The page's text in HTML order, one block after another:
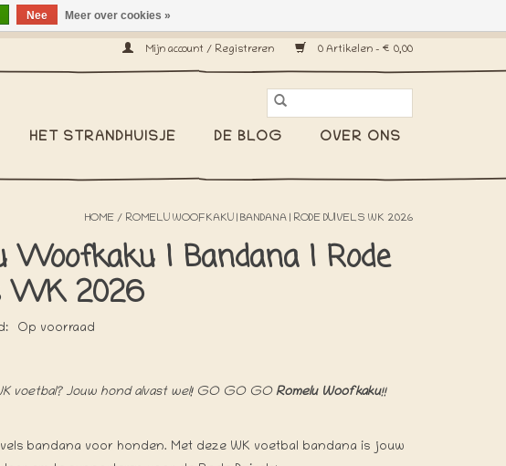
Mijn account / Registreren 0 Artikelen - €0,00
HET STRANDHUISJE DE BLOG OVER ONS
HOME / ROMELU WOOFKAKU | BANDANA | RODE DUIVELS WK 2026
Woofkaku | Bandana | Rode
WK 2026
Op voorraad
voetbal? Jouw hond alvast wel! GO GO GO Romelu Woofkaku!!
bandana voor honden. Met deze WK voetbal bandana is jouw
Nee Meer over cookies »
€6,95 - We verzenden wereldwijd! -